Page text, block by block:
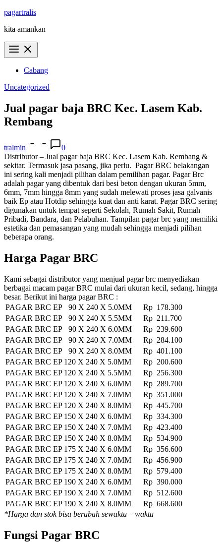
Skip
content
pagartralis
kita amankan
Cabang
Uncategorized
Jual pagar baja BRC Kec. Lasem Kab.
Rembang
tralmin
0
Distributor – Jual pagar baja BRC Kec. Lasem Kab. Rembang &
sekitar. Termasuk jasa pasang, jika perlu. Pagar BRC belakangan
ini sering kali menjadi pilihan dalam pemilihan pagar. Pagar Brc
adalah pagar yang dibentuk dari besi beton dengan ukuran 5mm,
6mm, 7mm hingga 8mm yang sudah melewati proses jasa galvanis
baik Ep atau Hotdip sehingga kuat dan anti karat. Pagar BRC sering
digunakan untuk tempat seperti Sekolah, Rumah Sakit, Rumah
Pribadi, Bandara, dan Pelabuhan. Tampilan pagar brc yang memiliki
estetika dan pemasangan yang mudah sehingga menjadi pilihan
beberapa orang.
Harga Pagar BRC
Kami sebagai distributor yang menjual pagar brc menyediakan
berbagai macam pagar BRC mulai dari ukuran kecil, sedang, hingga
besar. Berikut ini harga pagar BRC :
PAGAR BRC EP 90 X 240 X 5.0MM
Rp 178.300
PAGAR BRC EP 90 X 240 X 5.5MM
Rp 211.700
PAGAR BRC EP 90 X 240 X 6.0MM
Rp 239.600
PAGAR BRC EP 90 X 240 X 7.0MM
Rp 284.100
PAGAR BRC EP 90 X 240 X 8.0MM
Rp 401.100
PAGAR BRC EP 120 X 240 X 5.0MM
Rp 200.600
PAGAR BRC EP 120 X 240 X 5.5MM
Rp 256.300
PAGAR BRC EP 120 X 240 X 6.0MM
Rp 289.700
PAGAR BRC EP 120 X 240 X 7.0MM
Rp 351.000
PAGAR BRC EP 120 X 240 X 8.0MM
Rp 445.700
PAGAR BRC EP 150 X 240 X 6.0MM
Rp 334.300
PAGAR BRC EP 150 X 240 X 7.0MM
Rp 423.400
PAGAR BRC EP 150 X 240 X 8.0MM
Rp 534.900
PAGAR BRC EP 175 X 240 X 6.0MM
Rp 356.600
PAGAR BRC EP 175 X 240 X 7.0MM
Rp 456.900
PAGAR BRC EP 175 X 240 X 8.0MM
Rp 579.400
PAGAR BRC EP 190 X 240 X 6.0MM
Rp 390.000
PAGAR BRC EP 190 X 240 X 7.0MM
Rp 512.600
PAGAR BRC EP 190 X 240 X 8.0MM
Rp 668.600
*Harga dan stok bisa berubah sewaktu – waktu
Fungsi Pagar BRC